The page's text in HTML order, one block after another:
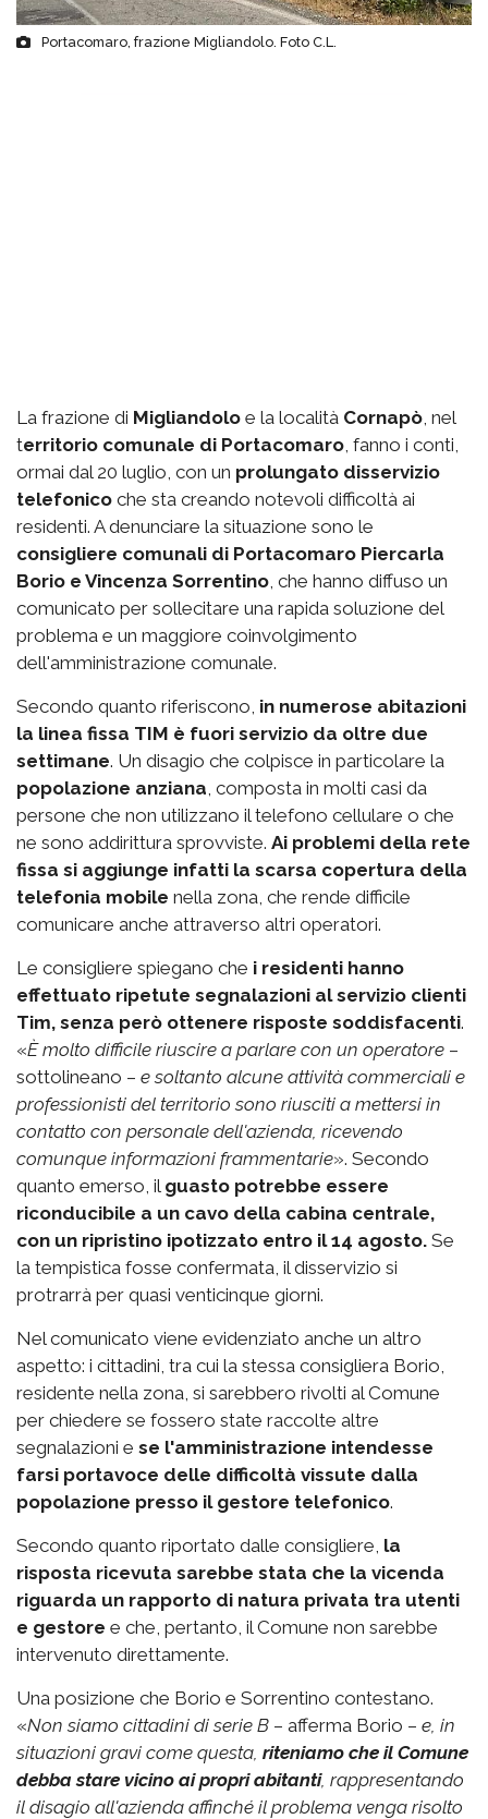
Portacomaro, frazione Migliandolo. Foto C.L.
La frazione di Migliandolo e la località Cornapò , nel
territorio comunale di Portacomaro , fanno i conti,
ormai dal 20 luglio, con un prolungato disservizio
telefonico che sta creando notevoli difficoltà ai
residenti. A denunciare la situazione sono le
consigliere comunali di Portacomaro Piercarla
Borio e Vincenza Sorrentino , che hanno diffuso un
comunicato per sollecitare una rapida soluzione del
problema e un maggiore coinvolgimento
dell'amministrazione comunale.
Secondo quanto riferiscono, in numerose abitazioni
la linea fissa TIM è fuori servizio da oltre due
settimane. Un disagio che colpisce in particolare la
popolazione anziana , composta in molti casi da
persone che non utilizzano il telefono cellulare o che
ne sono addirittura sprovviste. Ai problemi della rete
fissa si aggiunge infatti la scarsa copertura della
telefonia mobile nella zona, che rende difficile
comunicare anche attraverso altri operatori.
Le consigliere spiegano che i residenti hanno
effettuato ripetute segnalazioni al servizio clienti
Tim, senza però ottenere risposte soddisfacenti.
«È molto difficile riuscire a parlare con un operatore –
sottolineano – e soltanto alcune attività commerciali e
professionisti del territorio sono riusciti a mettersi in
contatto con personale dell'azienda, ricevendo
comunque informazioni frammentarie». Secondo
quanto emerso, il guasto potrebbe essere
riconducibile a un cavo della cabina centrale,
con un ripristino ipotizzato entro il 14 agosto. Se
la tempistica fosse confermata, il disservizio si
protrarrà per quasi venticinque giorni.
Nel comunicato viene evidenziato anche un altro
aspetto: i cittadini, tra cui la stessa consigliera Borio,
residente nella zona, si sarebbero rivolti al Comune
per chiedere se fossero state raccolte altre
segnalazioni e se l'amministrazione intendesse
farsi portavoce delle difficoltà vissute dalla
popolazione presso il gestore telefonico.
Secondo quanto riportato dalle consigliere, la
risposta ricevuta sarebbe stata che la vicenda
riguarda un rapporto di natura privata tra utenti
e gestore e che, pertanto, il Comune non sarebbe
intervenuto direttamente.
Una posizione che Borio e Sorrentino contestano.
«Non siamo cittadini di serie B – afferma Borio – e, in
situazioni gravi come questa, riteniamo che il Comune
debba stare vicino ai propri abitanti, rappresentando
il disagio all'azienda affinché il problema venga risolto